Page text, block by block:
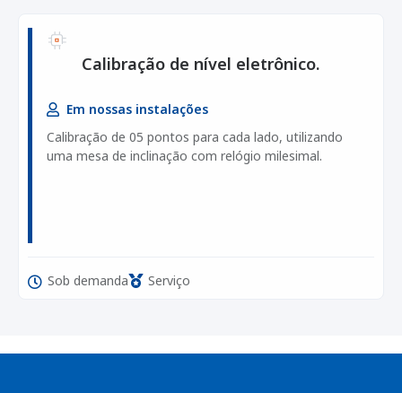
Calibração de nível eletrônico.
Em nossas instalações
Calibração de 05 pontos para cada lado, utilizando
uma mesa de inclinação com relógio milesimal.
Sob demanda Serviço